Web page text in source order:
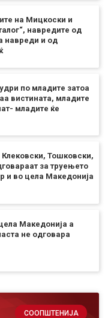
на Мицкоски и
навредите од
навреди и од
по младите затоа
вистината, младите
младите ќе
Тошковски,
за труењето
и во цела Македонија
Македонија а
не одговара
СООПШТЕНИЈА